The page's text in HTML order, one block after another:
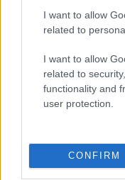
I want to allow
related to
I want to allow
related to
functionality and
user protection.
CONFIRM